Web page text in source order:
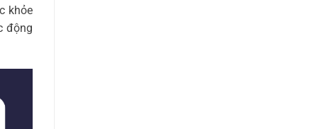
khỏe
động